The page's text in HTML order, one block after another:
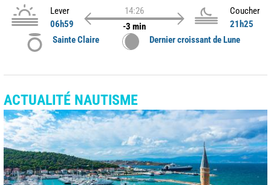
Lever
06h59
14:26
-3 min
Coucher
21h25
Sainte Claire
Dernier croissant de Lune
ACTUALITÉ NAUTISME